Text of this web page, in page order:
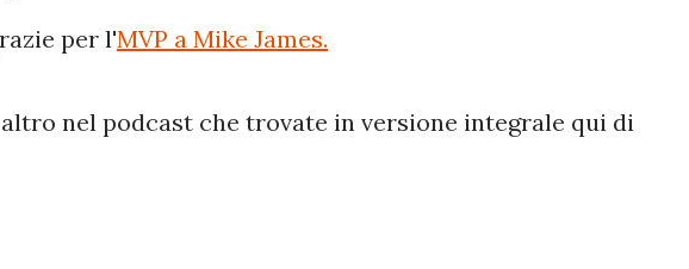
per l'MVP a Mike James.
nel podcast che trovate in versione integrale qui di